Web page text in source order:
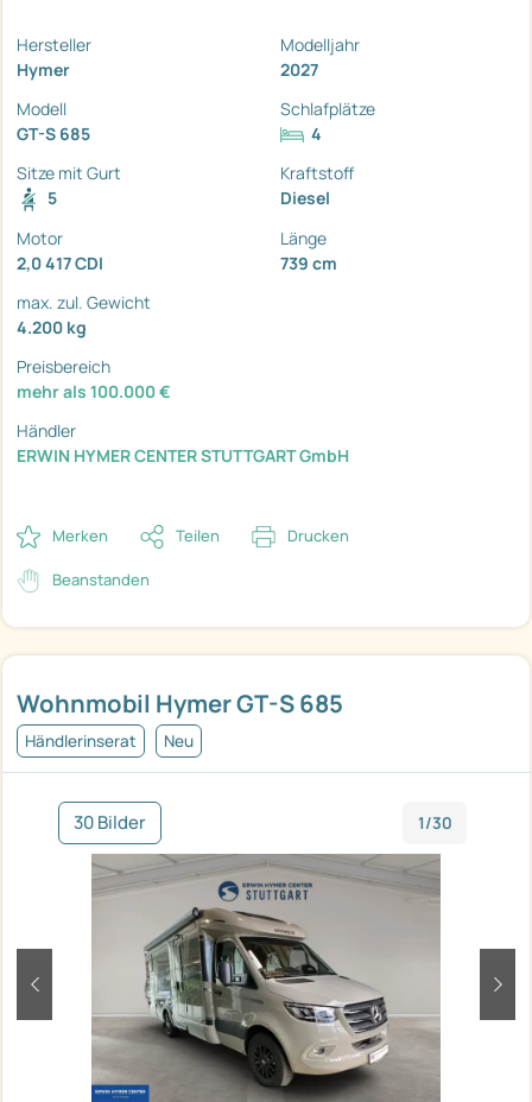
Wohnmobil Hymer GT-S 685
Händlerinserat Neu
30 Bilder 1/30
zurück
Hersteller
Hymer
Modelljahr
2027
Modell
GT-S 685
Schlafplätze
4
Sitze mit Gurt
5
Kraftstoff
Diesel
Motor
2,0 417 CDI
Länge
739 cm
max. zul. Gewicht
4.200 kg
Preisbereich
mehr als 100.000 €
Händler
ERWIN HYMER CENTER STUTTGART GmbH
Merken Teilen Drucken
Beanstanden